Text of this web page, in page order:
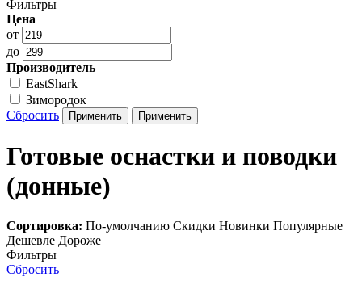
Фильтры
Цена
от
до
Производитель
EastShark
Зимородок
Сбросить
Готовые оснастки и поводки
(донные)
Сортировка: По-умолчанию Скидки Новинки Популярные
Дешевле Дороже
Фильтры
Сбросить